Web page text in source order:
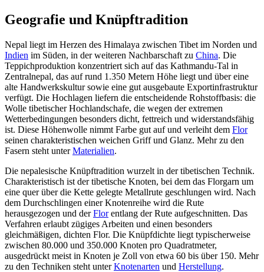
Geografie und Knüpftradition
Nepal liegt im Herzen des Himalaya zwischen Tibet im Norden und
Indien im Süden, in der weiteren Nachbarschaft zu China. Die
Teppichproduktion konzentriert sich auf das Kathmandu-Tal in
Zentralnepal, das auf rund 1.350 Metern Höhe liegt und über eine
alte Handwerkskultur sowie eine gut ausgebaute Exportinfrastruktur
verfügt. Die Hochlagen liefern die entscheidende Rohstoffbasis: die
Wolle tibetischer Hochlandschafe, die wegen der extremen
Wetterbedingungen besonders dicht, fettreich und widerstandsfähig
ist. Diese Höhenwolle nimmt Farbe gut auf und verleiht dem Flor
seinen charakteristischen weichen Griff und Glanz. Mehr zu den
Fasern steht unterMaterialien.
Die nepalesische Knüpftradition wurzelt in der tibetischen Technik.
Charakteristisch ist der tibetische Knoten, bei dem das Florgarn um
eine quer über die Kette gelegte Metallrute geschlungen wird. Nach
dem Durchschlingen einer Knotenreihe wird die Rute
herausgezogen und derFlorentlang der Rute aufgeschnitten. Das
Verfahren erlaubt zügiges Arbeiten und einen besonders
gleichmäßigen, dichten Flor. Die Knüpfdichte liegt typischerweise
zwischen 80.000 und 350.000 Knoten pro Quadratmeter,
ausgedrückt meist in Knoten je Zoll von etwa 60 bis über 150. Mehr
zu den Techniken steht unterKnotenarten und Herstellung.